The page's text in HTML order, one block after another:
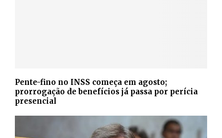
Pente-fino no INSS começa em agosto;
prorrogação de benefícios já passa por perícia
presencial